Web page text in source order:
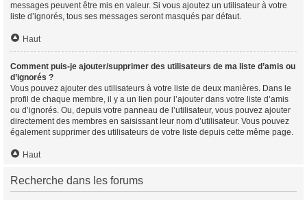
messages peuvent être mis en valeur. Si vous ajoutez un utilisateur à votre
liste d’ignorés, tous ses messages seront masqués par défaut.
Haut
Comment puis-je ajouter/supprimer des utilisateurs de ma liste d’amis ou
d’ignorés ?
Vous pouvez ajouter des utilisateurs à votre liste de deux manières. Dans le
profil de chaque membre, il y a un lien pour l’ajouter dans votre liste d’amis
ou d’ignorés. Ou, depuis votre panneau de l’utilisateur, vous pouvez ajouter
directement des membres en saisissant leur nom d’utilisateur. Vous pouvez
également supprimer des utilisateurs de votre liste depuis cette même page.
Haut
Recherche dans les forums